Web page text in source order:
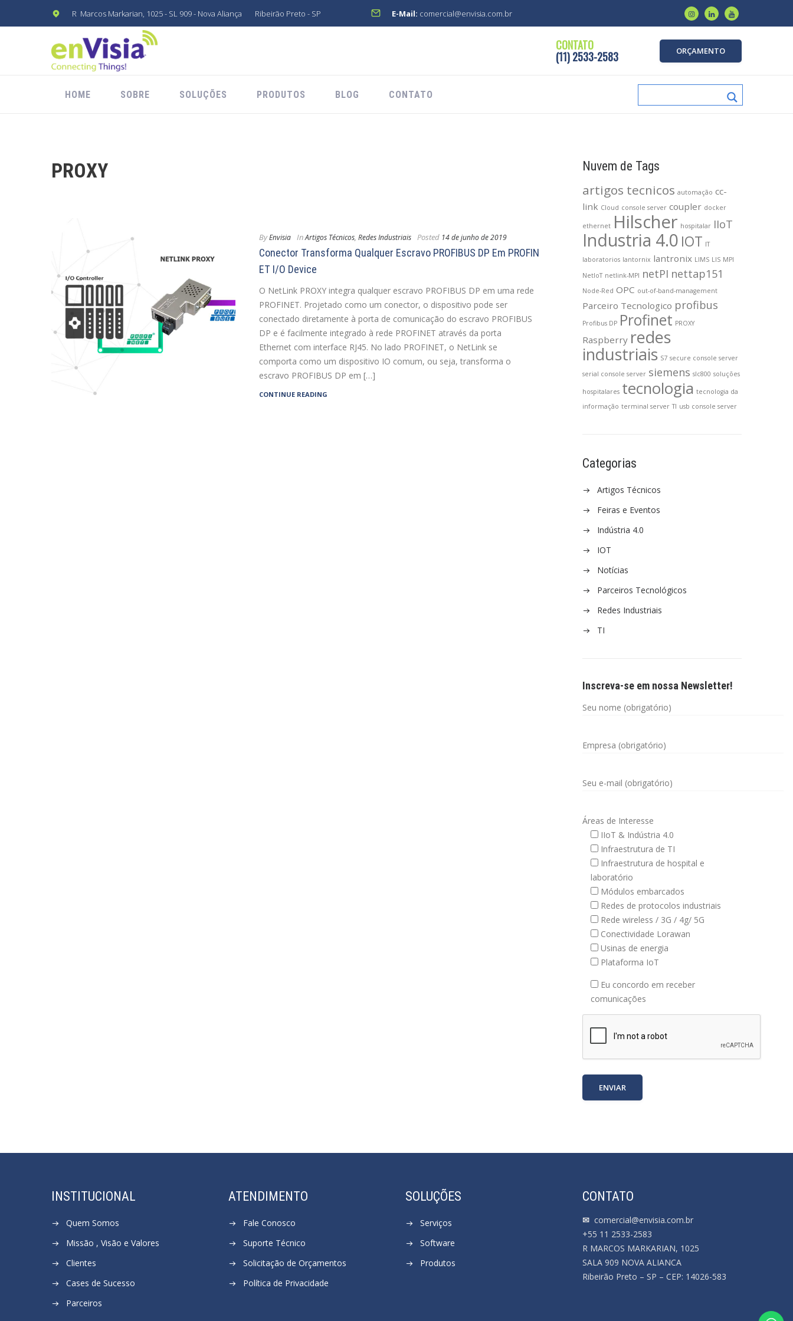
R Marcos Markarian, 1025 - SL 909 - Nova Aliança Ribeirão Preto - SP E-Mail: comercial@envisia.com.br
CONTATO
(11) 2533-2583 ORÇAMENTO
HOME SOBRE SOLUÇÕES PRODUTOS BLOG CONTATO
PROXY
ByEnvisia InArtigos Técnicos, Redes Industriais Posted 14 de junho de 2019
Conector Transforma Qualquer Escravo PROFIBUS DP Em PROFIN
ET I/O Device
O NetLink PROXY integra qualquer escravo PROFIBUS DP em uma rede
PROFINET. Projetado como um conector, o dispositivo pode ser
conectado diretamente à porta de comunicação do escravo PROFIBUS
DP e é facilmente integrado à rede PROFINET através da porta
Ethernet com interface RJ45. No lado PROFINET, o NetLink se
comporta como um dispositivo IO comum, ou seja, transforma o
escravo PROFIBUS DP em […]
CONTINUE READING
Nuvem de Tags
artigos tecnicos automação cc-
link Cloud console server coupler docker
ethernet Hilscher hospitalar IIoT
Industria 4.0 IOT IT
laboratorios lantornix lantronix LIMS LIS MPI
NetIoT netlink-MPI netPI nettap151
Node-Red OPC out-of-band-management
Parceiro Tecnologico profibus
Profibus DP Profinet PROXY
Raspberry redes
industriais S7 secure console server
serial console server siemens slc800 soluções
hospitalares tecnologia tecnologia da
informação terminal server TI usb console server
Categorias
Artigos Técnicos
Feiras e Eventos
Indústria 4.0
IOT
Notícias
Parceiros Tecnológicos
Redes Industriais
TI
Inscreva-se em nossa Newsletter!
Seu nome (obrigatório)
Empresa (obrigatório)
Seu e-mail (obrigatório)
Áreas de Interesse
IIoT & Indústria 4.0
Infraestrutura de TI
Infraestrutura de hospital e
laboratório
Módulos embarcados
Redes de protocolos industriais
Rede wireless / 3G / 4g/ 5G
Conectividade Lorawan
Usinas de energia
Plataforma IoT
Eu concordo em receber
comunicações
INSTITUCIONAL
Quem Somos
Missão , Visão e Valores
Clientes
Cases de Sucesso
Parceiros
ATENDIMENTO
Fale Conosco
Suporte Técnico
Solicitação de Orçamentos
Política de Privacidade
SOLUÇÕES
Serviços
Software
Produtos
CONTATO
✉ comercial@envisia.com.br
+55 11 2533-2583
R MARCOS MARKARIAN, 1025
SALA 909 NOVA ALIANCA
Ribeirão Preto – SP – CEP: 14026-583